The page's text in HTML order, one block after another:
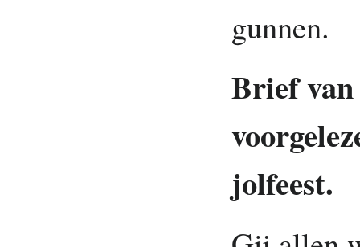
gunnen.
Brief
jolfeest.